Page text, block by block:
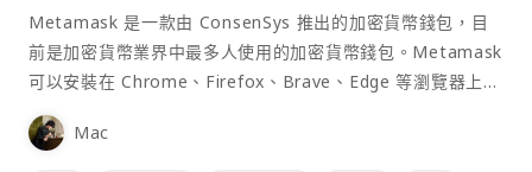
Metamask 是一款由 ConsenSys 推出的加密貨幣錢包，目
前是加密貨幣業界中最多人使用的加密貨幣錢包。Metamask
可以安裝在 Chrome、Firefox、Brave、Edge 等瀏覽器上作
為插件使用，具備許多功能且使用上非常方便。
Mac